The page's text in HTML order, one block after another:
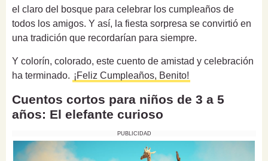
el claro del bosque para celebrar los cumpleaños de
todos los amigos. Y así, la fiesta sorpresa se convirtió en
una tradición que recordarían para siempre.
Y colorín, colorado, este cuento de amistad y celebración
ha terminado. ¡Feliz Cumpleaños, Benito!
Cuentos cortos para niños de 3 a 5
años: El elefante curioso
PUBLICIDAD